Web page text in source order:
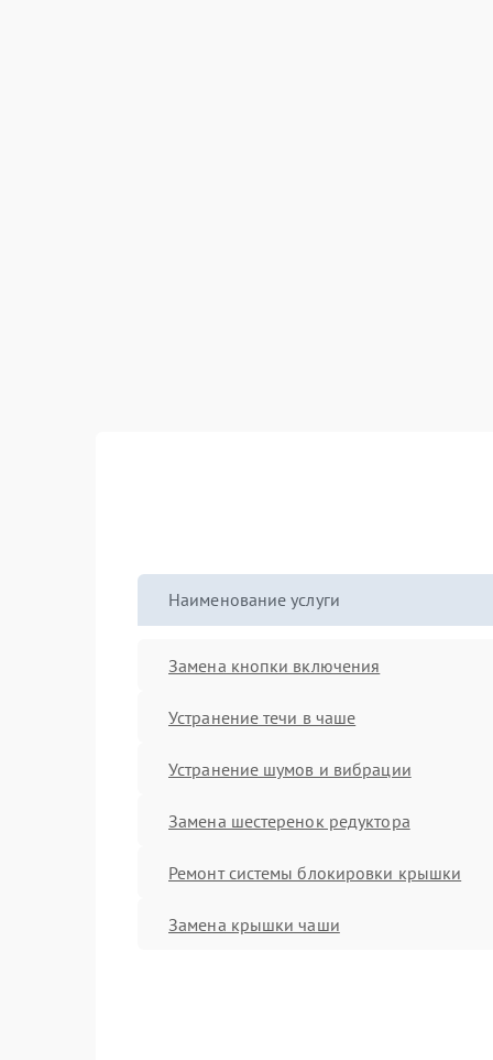
Наименование услуги
Замена кнопки включения
Устранение течи в чаше
Устранение шумов и вибрации
Замена шестеренок редуктора
Ремонт системы блокировки крышки
Замена крышки чаши